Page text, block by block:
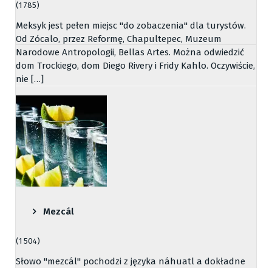
(1 785)
Meksyk jest pełen miejsc "do zobaczenia" dla turystów.
Od Zócalo, przez Reformę, Chapultepec, Muzeum
Narodowe Antropologii, Bellas Artes. Można odwiedzić
dom Trockiego, dom Diego Rivery i Fridy Kahlo. Oczywiście,
nie […]
Mezcál
(1 504)
Słowo "mezcál" pochodzi z języka náhuatl a dokładne